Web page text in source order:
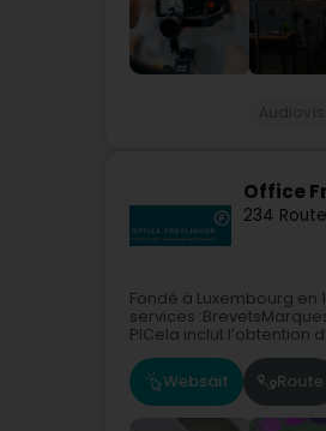
Office
234
Fondé à Luxembourg
services
PICela inclut l’obtention
Websäit Route